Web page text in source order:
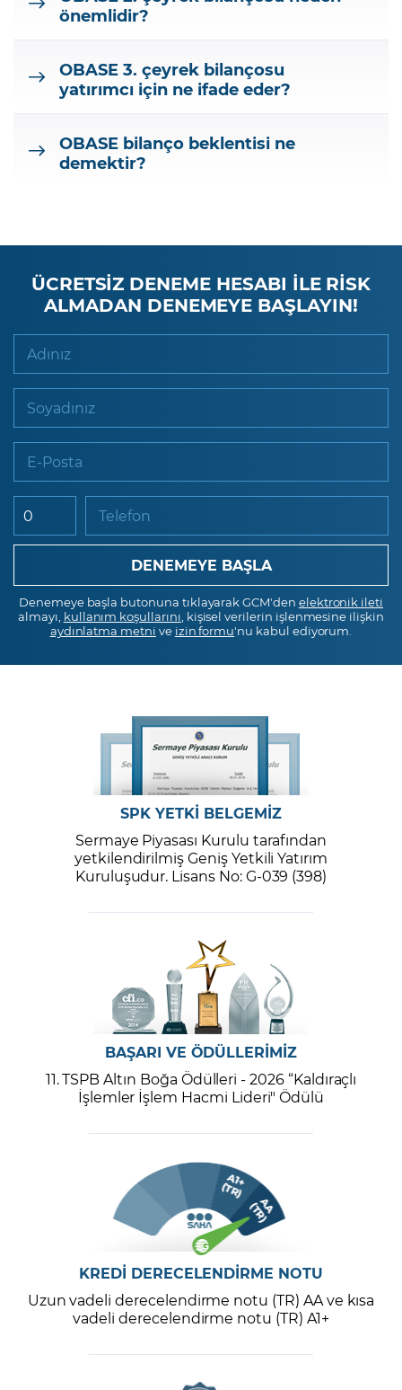
önemlidir?
OBASE 3. çeyrek bilançosu
yatırımcı için ne ifade eder?
OBASE bilanço beklentisi ne
demektir?
ÜCRETSİZ DENEME HESABI İLE RİSK
ALMADAN DENEMEYE BAŞLAYIN!
Adınız
Soyadınız
E-Posta
Telefon
Denemeye başla butonuna tıklayarak GCM'den elektronik ileti
almayı, kullanım koşullarını , kişisel verilerin işlenmesine ilişkin
aydınlatma metni ve izin formu'nu kabul ediyorum.
SPK YETKİ BELGEMİZ
Sermaye Piyasası Kurulu tarafından
yetkilendirilmiş Geniş Yetkili Yatırım
Kuruluşudur. Lisans No: G-039 (398)
BAŞARI VE ÖDÜLLERİMİZ
11. TSPB Altın Boğa Ödülleri - 2026 “Kaldıraçlı
İşlemler İşlem Hacmi Lideri" Ödülü
KREDİ DERECELENDİRME NOTU
Uzun vadeli derecelendirme notu (TR) AA ve kısa
vadeli derecelendirme notu (TR) A1+